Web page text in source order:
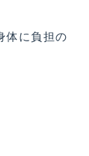
体に負担の